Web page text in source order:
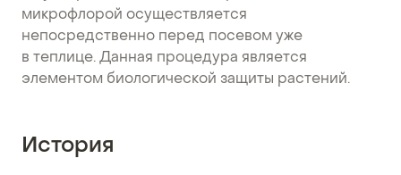
микрофлорой осуществляется
непосредственно перед посевом уже
в теплице. Данная процедура является
элементом биологической защиты растений.
История